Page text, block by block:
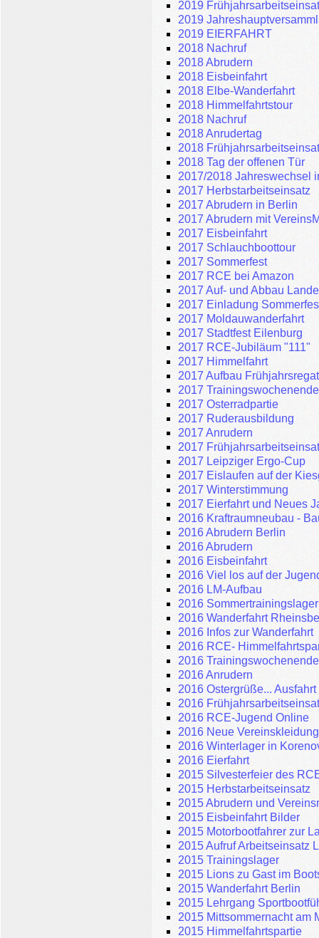
2019
2019
2019 EIERFAHRT
2018 Nachruf
2018 Abrudern
2018 Eisbeinfahrt
2018 Elbe-Wanderfahrt
2018 Himmelfahrtstour
2018 Nachruf
2018 Anrudertag
2018
2018 Tag der offenen Tür
2017/2018 Jahreswechsel
2017 Herbstarbeitseinsatz
2017 Abrudern in Berlin
2017 Abrudern mit
2017 Eisbeinfahrt
2017 Schlauchboottour
2017 Sommerfest
2017 RCE bei Amazon
2017 Auf- und Abbau
2017 Einladung
2017 Moldauwanderfahrt
2017 Stadtfest Eilenburg
2017 RCE-Jubiläum "111"
2017 Himmelfahrt
2017 Aufbau
2017 Trainingswochenende
2017 Osterradpartie
2017 Ruderausbildung
2017 Anrudern
2017
2017 Leipziger Ergo-Cup
2017 Eislaufen auf der
2017 Winterstimmung
2017 Eierfahrt und Neues
2016 Kraftraumneubau -
2016 Abrudern Berlin
2016 Abrudern
2016 Eisbeinfahrt
2016 Viel los auf der
2016 LM-Aufbau
2016
2016 Wanderfahrt
2016 Infos zur Wanderfahrt
2016 RCE-
2016 Trainingswochenende
2016 Anrudern
2016 Ostergrüße...
2016
2016 RCE-Jugend Online
2016 Neue Vereinskleidung
2016 Winterlager in
2016 Eierfahrt
2015 Silvesterfeier des
2015 Herbstarbeitseinsatz
2015 Abrudern und
2015 Eisbeinfahrt Bilder
2015 Motorbootfahrer zur
2015 Aufruf Arbeitseinsatz
2015 Trainingslager
2015 Lions zu Gast im
2015 Wanderfahrt Berlin
2015 Lehrgang
2015 Mittsommernacht am
2015 Himmelfahrtspartie